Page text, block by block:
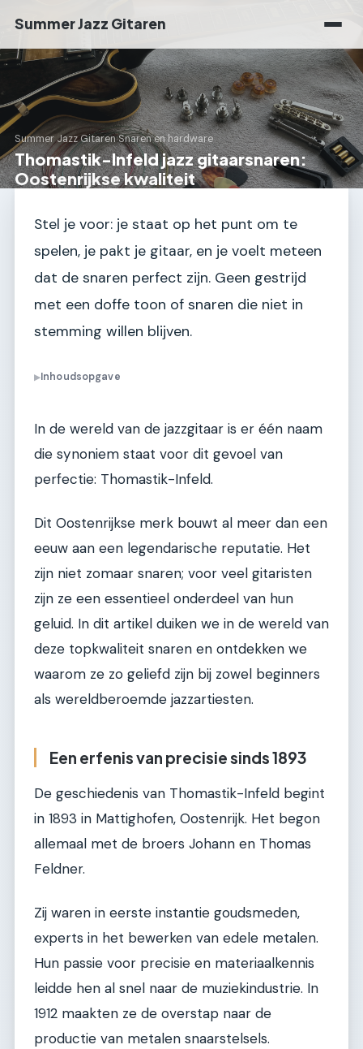
Summer Jazz Gitaren
Summer Jazz Gitaren›Snaren en hardware
Thomastik-Infeld jazz gitaarsnaren:
Oostenrijkse kwaliteit
Stel je voor: je staat op het punt om te
spelen, je pakt je gitaar, en je voelt meteen
dat de snaren perfect zijn. Geen gestrijd
met een doffe toon of snaren die niet in
stemming willen blijven.
▶Inhoudsopgave
In de wereld van de jazzgitaar is er één naam
die synoniem staat voor dit gevoel van
perfectie: Thomastik-Infeld.
Dit Oostenrijkse merk bouwt al meer dan een
eeuw aan een legendarische reputatie. Het
zijn niet zomaar snaren; voor veel gitaristen
zijn ze een essentieel onderdeel van hun
geluid. In dit artikel duiken we in de wereld van
deze topkwaliteit snaren en ontdekken we
waarom ze zo geliefd zijn bij zowel beginners
als wereldberoemde jazzartiesten.
Een erfenis van precisie sinds 1893
De geschiedenis van Thomastik-Infeld begint
in 1893 in Mattighofen, Oostenrijk. Het begon
allemaal met de broers Johann en Thomas
Feldner.
Zij waren in eerste instantie goudsmeden,
experts in het bewerken van edele metalen.
Hun passie voor precisie en materiaalkennis
leidde hen al snel naar de muziekindustrie. In
1912 maakten ze de overstap naar de
productie van metalen snaarstelsels.